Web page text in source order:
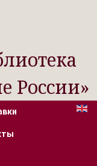
России»